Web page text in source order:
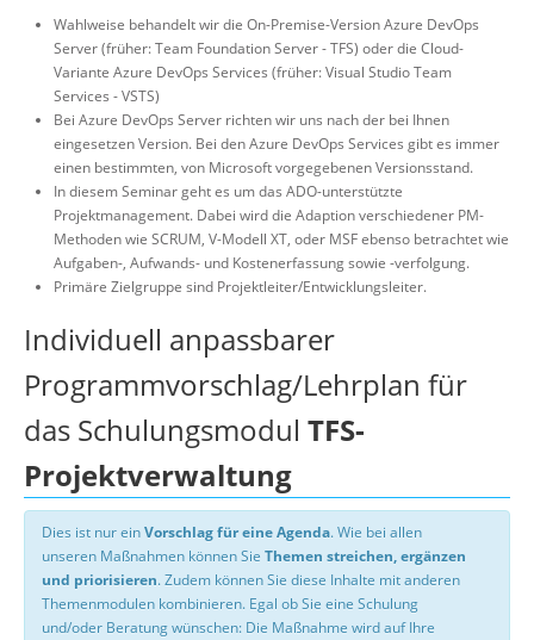
Wahlweise behandelt wir die On-Premise-Version Azure DevOps
Server (früher: Team Foundation Server - TFS) oder die Cloud-
Variante Azure DevOps Services (früher: Visual Studio Team
Services - VSTS)
Bei Azure DevOps Server richten wir uns nach der bei Ihnen
eingesetzen Version. Bei den Azure DevOps Services gibt es immer
einen bestimmten, von Microsoft vorgegebenen Versionsstand.
In diesem Seminar geht es um das ADO-unterstützte
Projektmanagement. Dabei wird die Adaption verschiedener PM-
Methoden wie SCRUM, V-Modell XT, oder MSF ebenso betrachtet wie
Aufgaben-, Aufwands- und Kostenerfassung sowie -verfolgung.
Primäre Zielgruppe sind Projektleiter/Entwicklungsleiter.
Individuell anpassbarer
Programmvorschlag/Lehrplan für
das Schulungsmodul TFS-
Projektverwaltung
Dies ist nur einVorschlag für eine Agenda. Wie bei allen
unseren Maßnahmen können Sie Themen streichen, ergänzen
und priorisieren. Zudem können Sie diese Inhalte mit anderen
Themenmodulen kombinieren. Egal ob Sie eine Schulung
und/oder Beratung wünschen: Die Maßnahme wird auf Ihre